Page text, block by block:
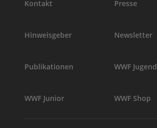
Kontakt Presse
Hinweisgeber Newsletter
Publikationen WWF Jugend
WWF Junior WWF Shop